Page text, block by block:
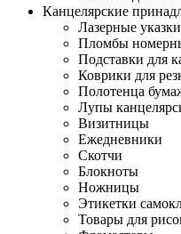
Канцелярские
Лазерные указки
Пломбы
Подставки для
Коврики для
Полотенца
Лупы
Визитницы
Ежедневники
Скотчи
Блокноты
Ножницы
Этикетки
Товары для